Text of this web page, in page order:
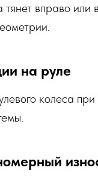
вправо или
на руле
колеса